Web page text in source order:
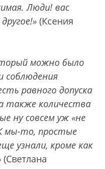
Люди! вас
(Ксения
можно было
соблюдения
равного допуска
также количества
ну совсем уж «не
мы-то, простые
узнали, кроме как
(Светлана